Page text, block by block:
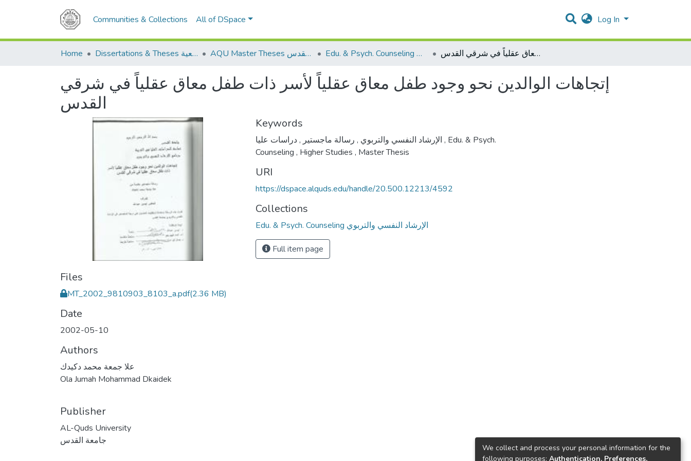
Communities & Collections All of DSpace Log In
Home Dissertations & Theses الرسائل الجامعية AQU Master Theses الرسائل الجامعية الخاصة بجامعة القدس Edu. & Psych. Counseling الإرشاد النفسي والتربوي إتجاهات الوالدين نحو وجود طفل معاق عقلياً لأسر ذات طفل معاق عقلياً في شرقي القدس
إتجاهات الوالدين نحو وجود طفل معاق عقلياً لأسر ذات طفل معاق عقلياً في شرقي
القدس
Files
MT_2002_9810903_8103_a.pdf(2.36 MB)
Date
2002-05-10
Authors
علا جمعة محمد دكيدك
Ola Jumah Mohammad Dkaidek
Publisher
AL-Quds University
جامعة القدس
Keywords
الإرشاد النفسي والتربوي , رسالة ماجستير , , Edu. & Psych.
Counseling , Higher Studies , Master Thesis
URI
https://dspace.alquds.edu/handle/20.500.12213/4592
Collections
Edu. & Psych. Counseling الإرشاد النفسي والتربوي
Full item page
We collect and process your personal information for the
following purposes: Authentication, Preferences,